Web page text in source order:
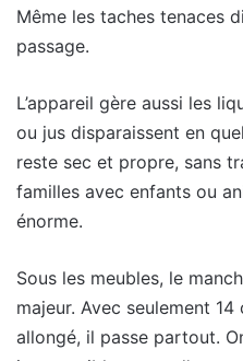
Même les taches tenaces
passage.
L’appareil gère aussi les
ou jus disparaissent en
reste sec et propre, sans
familles avec enfants ou
énorme.
Sous les meubles, le
majeur. Avec seulement
allongé, il passe partout.